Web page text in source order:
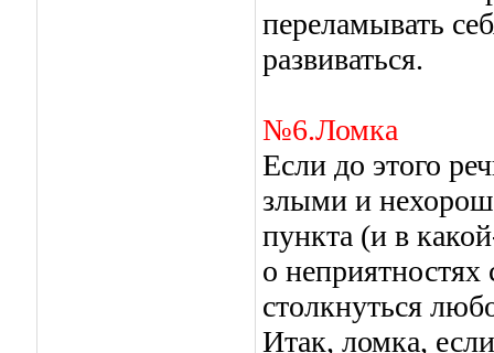
переламывать
развиваться.
№6.Ломка
Если до этого
злыми и
пункта (и в
о
столкнуться
Итак, ломка,